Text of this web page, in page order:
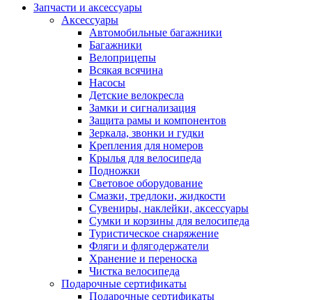
Запчасти и аксессуары
Аксессуары
Автомобильные багажники
Багажники
Велоприцепы
Всякая всячина
Насосы
Детские велокресла
Замки и сигнализация
Защита рамы и компонентов
Зеркала, звонки и гудки
Крепления для номеров
Крылья для велосипеда
Подножки
Световое оборудование
Смазки, тредлоки, жидкости
Сувениры, наклейки, аксессуары
Сумки и корзины для велосипеда
Туристическое снаряжение
Фляги и флягодержатели
Хранение и переноска
Чистка велосипеда
Подарочные сертификаты
Подарочные сертификаты